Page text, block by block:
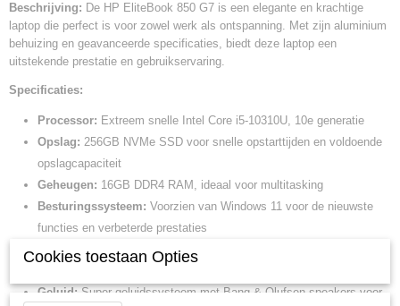
Beschrijving: De HP EliteBook 850 G7 is een elegante en krachtige
laptop die perfect is voor zowel werk als ontspanning. Met zijn aluminium
behuizing en geavanceerde specificaties, biedt deze laptop een
uitstekende prestatie en gebruikservaring.
Specificaties:
Processor: Extreem snelle Intel Core i5-10310U, 10e generatie
Opslag: 256GB NVMe SSD voor snelle opstarttijden en voldoende
opslagcapaciteit
Geheugen: 16GB DDR4 RAM, ideaal voor multitasking
Besturingssysteem: Voorzien van Windows 11 voor de nieuwste
functies en verbeterde prestaties
Scherm:
Full HD 15,6 inch (1920 x 1080) met Intel® UHD Graphics
Geluid:Super geluidssysteem met Bang & Olufsen speakers voor
Cookies toestaan Opties